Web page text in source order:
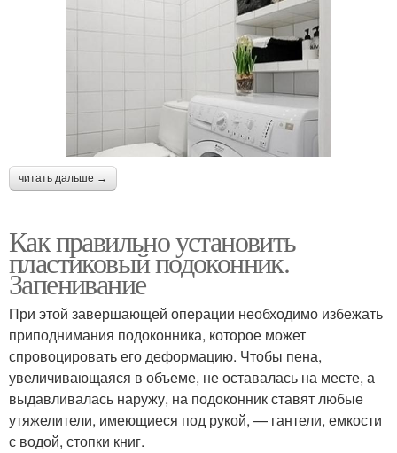
читать дальше →
Как правильно установить
пластиковый подоконник.
Запенивание
При этой завершающей операции необходимо избежать
приподнимания подоконника, которое может
спровоцировать его деформацию. Чтобы пена,
увеличивающаяся в объеме, не оставалась на месте, а
выдавливалась наружу, на подоконник ставят любые
утяжелители, имеющиеся под рукой, — гантели, емкости
с водой, стопки книг.